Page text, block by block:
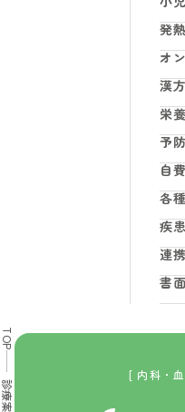
TOP
診療案内
発
オ
漢
栄
予
自
各
疾
連
書
[ 内科・